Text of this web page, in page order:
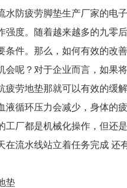
水防疲劳脚垫生产厂家的电
强度。随着越来越多的九零
条件。那么，如何有效的改
会呢？对于企业而言，如果
疲劳地垫那就可以有效的缓
液循环压力会减少，身体的
工厂都是机械化操作，但还
在流水线站立着任务完成 还
垫